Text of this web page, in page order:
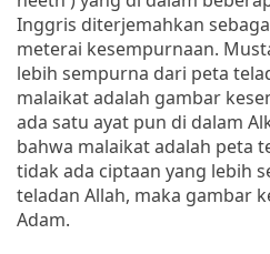
Inggris diterjemahkan
meterai kesempurnaan.
lebih sempurna dari peta
malaikat adalah gambar
ada satu ayat pun di dalam
bahwa malaikat adalah peta
tidak ada ciptaan yang lebih
teladan Allah, maka gambar
Adam.